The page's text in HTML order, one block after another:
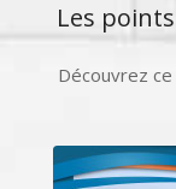
Les
Découvrez